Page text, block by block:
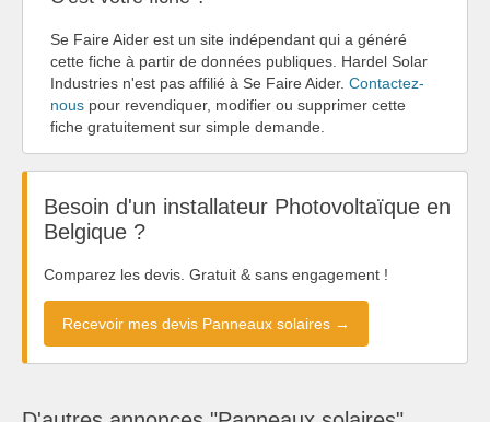
Se Faire Aider est un site indépendant qui a généré
cette fiche à partir de données publiques. Hardel Solar
Industries n'est pas affilié à Se Faire Aider. Contactez-
nous pour revendiquer, modifier ou supprimer cette
fiche gratuitement sur simple demande.
Besoin d'un installateur Photovoltaïque en
Belgique ?
Comparez les devis. Gratuit & sans engagement !
Recevoir mes devis Panneaux solaires →